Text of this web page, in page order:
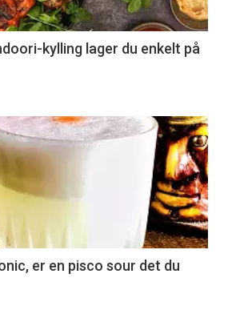
kylling lager du enkelt på
er en pisco sour det du